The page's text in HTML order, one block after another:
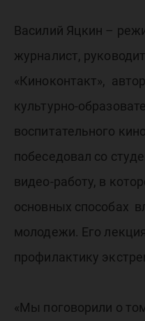
Василий Яцкин –
журналист,
«Киноконтакт»,
культурно-
воспитательного
побеседовал со
видео-работу, в
основных способах
молодежи. Его
профилактику
«Мы поговорили о